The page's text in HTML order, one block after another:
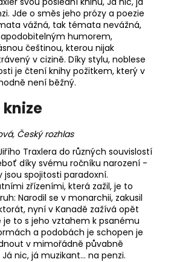
Jde o směs jeho prózy a poezie
vážná, tak témata nevážná,
humorem,
češtinou, kterou nijak
v cizině. Díky stylu, noblese
je čtení knihy požitkem, který v
není běžný.
Český rozhlas
Traxlera do různých souvislostí
díky svému ročníku narození -
jsou spojitosti paradoxní.
zřízeními, která zažil, je to
Narodil se v monarchii, zakusil
nyní v Kanadě zažívá opět
je to s jeho vztahem k psanému
a podobách je schopen je
v mimořádně půvabně
nic, já muzikant... na penzi.